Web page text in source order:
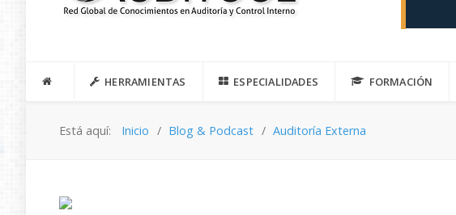
HERRAMIENTAS ESPECIALIDADES FORMACIÓN
Está aquí: Inicio Blog & Podcast Auditoría Externa